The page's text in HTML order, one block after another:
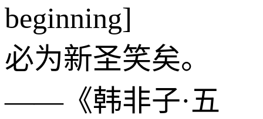
beginning]
必为新圣笑矣。
——《韩非子·五